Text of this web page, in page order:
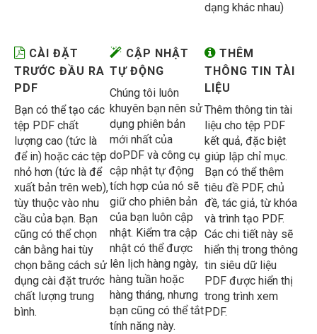
dạng khác nhau)
CÀI ĐẶT
TRƯỚC ĐẦU RA
PDF
Bạn có thể tạo các
tệp PDF chất
lượng cao (tức là
để in) hoặc các tệp
nhỏ hơn (tức là để
xuất bản trên web),
tùy thuộc vào nhu
cầu của bạn. Bạn
cũng có thể chọn
cân bằng hai tùy
chọn bằng cách sử
dụng cài đặt trước
chất lượng trung
bình.
CẬP NHẬT
TỰ ĐỘNG
Chúng tôi luôn
khuyên bạn nên sử
dụng phiên bản
mới nhất của
doPDF và công cụ
cập nhật tự động
tích hợp của nó sẽ
giữ cho phiên bản
của bạn luôn cập
nhật. Kiểm tra cập
nhật có thể được
lên lịch hàng ngày,
hàng tuần hoặc
hàng tháng, nhưng
bạn cũng có thể tắt
tính năng này.
THÊM
THÔNG TIN TÀI
LIỆU
Thêm thông tin tài
liệu cho tệp PDF
kết quả, đặc biệt
giúp lập chỉ mục.
Bạn có thể thêm
tiêu đề PDF, chủ
đề, tác giả, từ khóa
và trình tạo PDF.
Các chi tiết này sẽ
hiển thị trong thông
tin siêu dữ liệu
PDF được hiển thị
trong trình xem
PDF.